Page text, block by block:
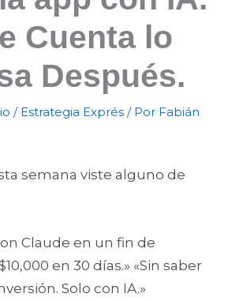
Cuenta lo
Después.
/ Estrategia Exprés / Por Fabián
semana viste alguno de
Claude en un fin de
en 30 días.» «Sin saber
Solo con IA.»